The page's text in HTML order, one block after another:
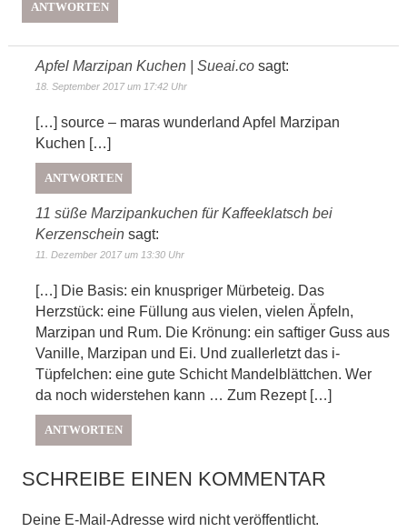
ANTWORTEN
Apfel Marzipan Kuchen | Sueai.co sagt:
18. September 2017 um 17:42 Uhr
[…] source – maras wunderland Apfel Marzipan
Kuchen […]
ANTWORTEN
11 süße Marzipankuchen für Kaffeeklatsch bei
Kerzenschein sagt:
11. Dezember 2017 um 13:30 Uhr
[…] Die Basis: ein knuspriger Mürbeteig. Das
Herzstück: eine Füllung aus vielen, vielen Äpfeln,
Marzipan und Rum. Die Krönung: ein saftiger Guss aus
Vanille, Marzipan und Ei. Und zuallerletzt das i-
Tüpfelchen: eine gute Schicht Mandelblättchen. Wer
da noch widerstehen kann … Zum Rezept […]
ANTWORTEN
SCHREIBE EINEN KOMMENTAR
Deine E-Mail-Adresse wird nicht veröffentlicht.